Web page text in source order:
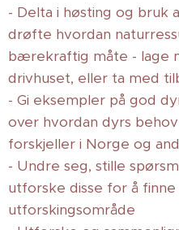
- Delta i høsting og bruk
drøfte hvordan
bærekraftig måte - lage
drivhuset, eller ta med
- Gi eksempler på god
over hvordan dyrs
forskjeller i Norge og
- Undre seg, stille
utforske disse for å
utforskingsområde